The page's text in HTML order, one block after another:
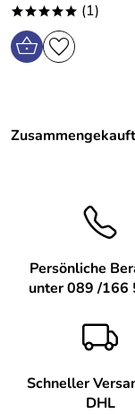
***** (1)
Persönliche
unter 089 /166
Schneller
DHL